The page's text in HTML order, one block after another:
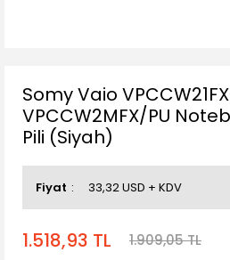
Somy Vaio
VPCCW2MFX/PU
Pili (Siyah)
Fiyat 33,32 USD + KDV
1.518,93 TL 1.909,05 TL